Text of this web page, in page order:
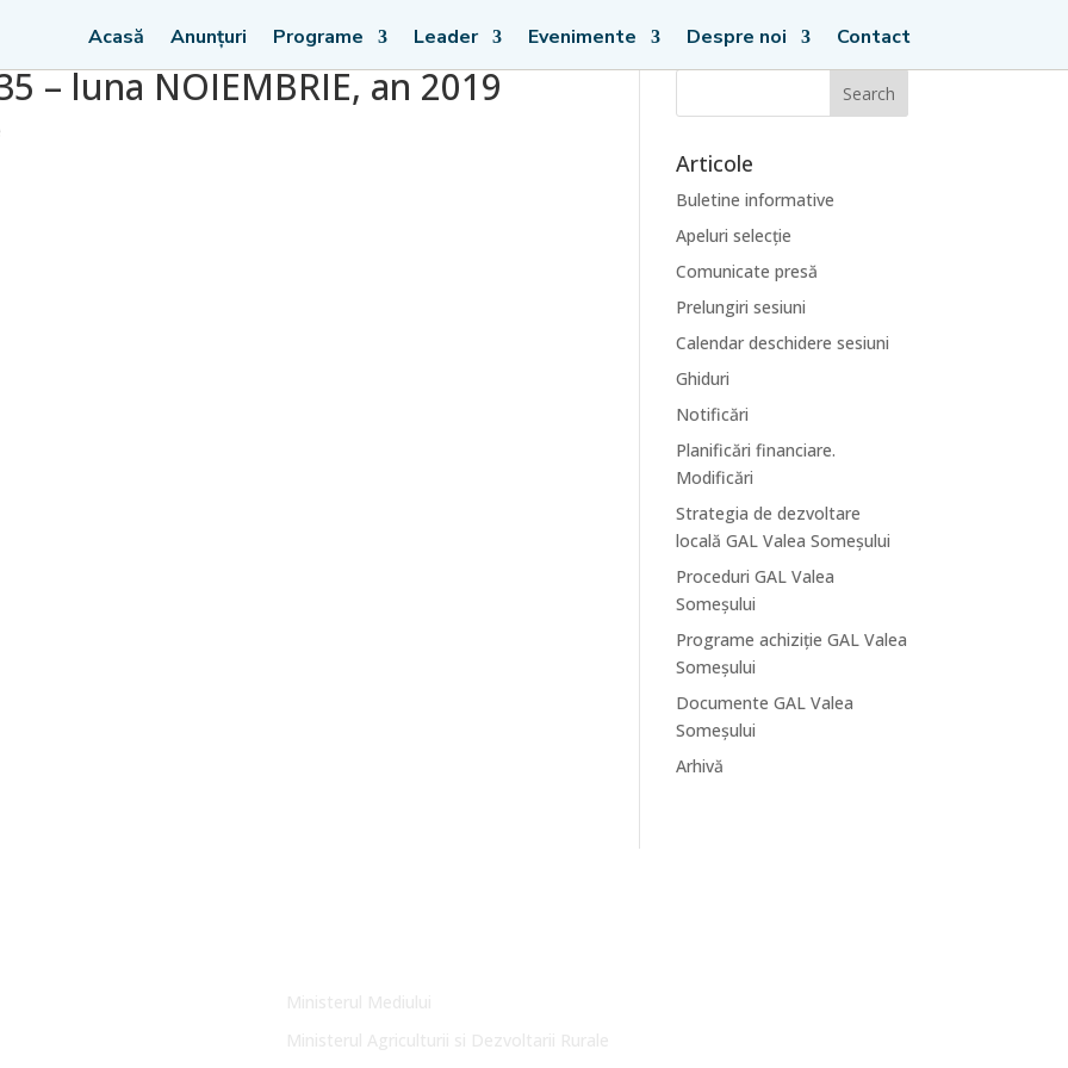
Acasă Anunțuri Programe Leader Evenimente Despre noi Contact
– luna NOIEMBRIE, an 2019
Articole
Buletine informative
Apeluri selecție
Comunicate presă
Prelungiri sesiuni
Calendar deschidere sesiuni
Ghiduri
Notificări
Planificări financiare.
Modificări
Strategia de dezvoltare
locală GAL Valea Someșului
Proceduri GAL Valea
Someșului
Programe achiziție GAL Valea
Someșului
Documente GAL Valea
Someșului
Arhivă